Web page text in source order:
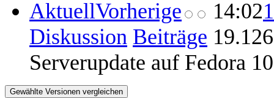
AktuellVorherige 14:02
Diskussion Beiträge
Serverupdate auf Fedora